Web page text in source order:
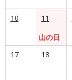
10
11
山の日
17
18